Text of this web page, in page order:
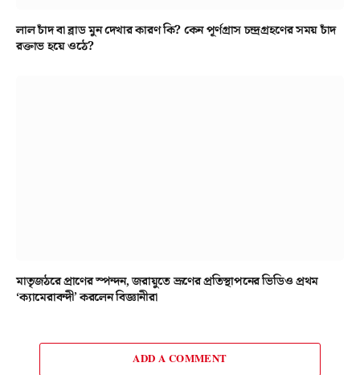
লাল চাঁদ বা ব্লাড মুন দেখার কারণ কি? কেন পূর্ণগ্রাস চন্দ্রগ্রহণের সময় চাঁদ
রক্তাভ হয়ে ওঠে?
মাতৃজঠরে প্রাণের স্পন্দন, জরায়ুতে ভ্রূণের প্রতিস্থাপনের ভিডিও প্রথম
‘ক্যামেরাবন্দী’ করলেন বিজ্ঞানীরা
ADD A COMMENT